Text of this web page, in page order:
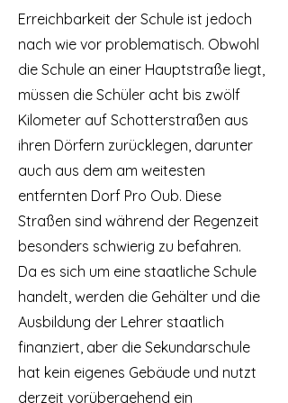
Erreichbarkeit der Schule ist jedoch
nach wie vor problematisch. Obwohl
die Schule an einer Hauptstraße liegt,
müssen die Schüler acht bis zwölf
Kilometer auf Schotterstraßen aus
ihren Dörfern zurücklegen, darunter
auch aus dem am weitesten
entfernten Dorf Pro Oub. Diese
Straßen sind während der Regenzeit
besonders schwierig zu befahren.
Da es sich um eine staatliche Schule
handelt, werden die Gehälter und die
Ausbildung der Lehrer staatlich
finanziert, aber die Sekundarschule
hat kein eigenes Gebäude und nutzt
derzeit vorübergehend ein